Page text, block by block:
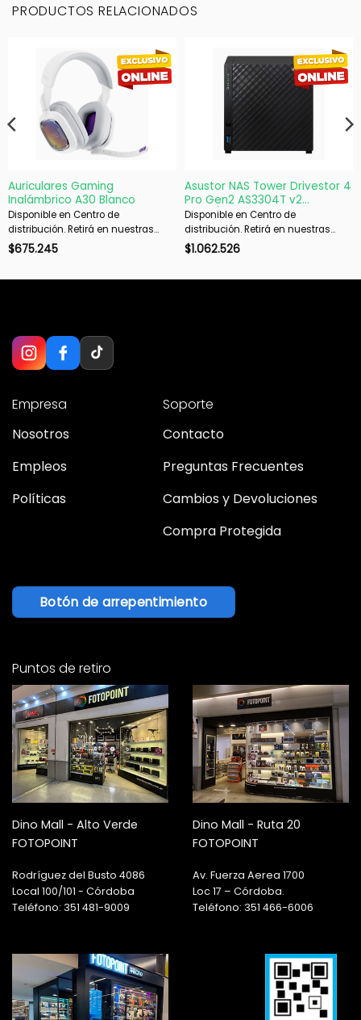
PRODUCTOS RELACIONADOS
Auriculares Gaming
Inalámbrico A30 Blanco
Disponible en Centro de
distribución. Retirá en nuestras
sucursales en 48 hs hábiles. Si es
$675.245
Asustor NAS Tower Drivestor 4
Pro Gen2 AS3304T v2
4X3.5/2.5
Disponible en Centro de
distribución. Retirá en nuestras
sucursales en 48 hs hábiles. Si es
$1.062.526
Empresa
Nosotros
Empleos
Políticas
Soporte
Contacto
Preguntas Frecuentes
Cambios y Devoluciones
Compra Protegida
Botón de arrepentimiento
Puntos de retiro
Dino Mall - Alto Verde
FOTOPOINT
Rodríguez del Busto 4086
Local 100/101 - Córdoba
Teléfono: 351 481-9009
Dino Mall - Ruta 20
FOTOPOINT
Av. Fuerza Aerea 1700
Loc 17 – Córdoba.
Teléfono: 351 466-6006